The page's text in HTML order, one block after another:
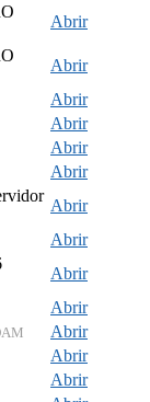
Abrir
Abrir
Abrir
Abrir
Abrir
Abrir
Abrir
Abrir
Abrir
Abrir
Abrir
Abrir
Abrir